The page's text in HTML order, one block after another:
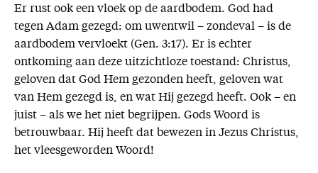
Er rust ook een vloek op de aardbodem. God had
tegen Adam gezegd: om uwentwil – zondeval – is de
aardbodem vervloekt (Gen. 3:17). Er is echter
ontkoming aan deze uitzichtloze toestand: Christus,
geloven dat God Hem gezonden heeft, geloven wat
van Hem gezegd is, en wat Hij gezegd heeft. Ook – en
juist – als we het niet begrijpen. Gods Woord is
betrouwbaar. Hij heeft dat bewezen in Jezus Christus,
het vleesgeworden Woord!